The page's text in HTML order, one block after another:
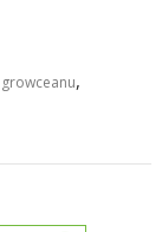
growceanu,